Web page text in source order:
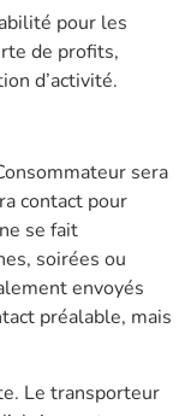
pour les
de profits,
d’activité.
sera
contact pour
se fait
soirées ou
envoyés
préalable, mais
Le transporteur